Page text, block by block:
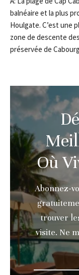
balnéaire et la plus
Houlgate. C’est une
zone de descente
préservée de
Où
Abonnez-
trouver
visite. Ne